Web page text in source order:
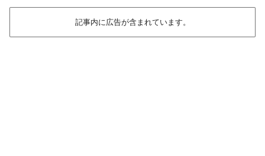
記事内に広告が含まれています。